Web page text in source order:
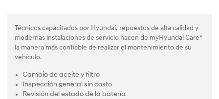
Técnicos capacitados por Hyundai, repuestos de alta calidad y
modernas instalaciones de servicio hacen de myHyundai Care*
la manera más confiable de realizar el mantenimiento de su
vehículo.
Cambio de aceite y filtro
Inspección general sin costo
Revisión del estado de la batería